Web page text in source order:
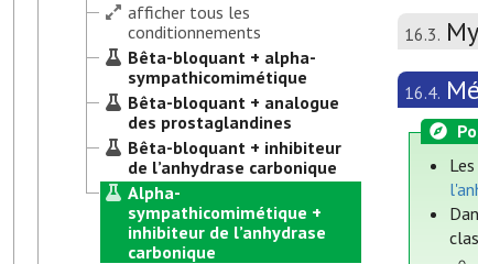
afficher tous les
conditionnements
Bêta-bloquant + alpha-
sympathicomimétique
Bêta-bloquant + analogue
des prostaglandines
Bêta-bloquant + inhibiteur
de l’anhydrase carbonique
Alpha-
sympathicomimétique +
inhibiteur de l’anhydrase
carbonique
16.3.
16.4.